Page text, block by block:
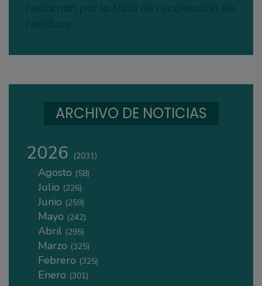
ARCHIVO DE NOTICIAS
2026 (2031)
Agosto (58)
Julio (226)
Junio (259)
Mayo (242)
Abril (295)
Marzo (325)
Febrero (325)
Enero (301)